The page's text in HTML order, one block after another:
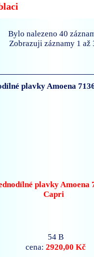
Bylo nalezeno 40
Zobrazuji záznamy 1 až
plavky Amoena
Capri
54 B
cena:2920,00 Kč